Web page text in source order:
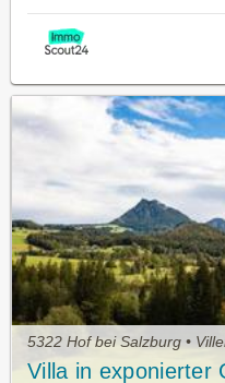
5322 Hof bei Salzburg •
Villa in exponierter